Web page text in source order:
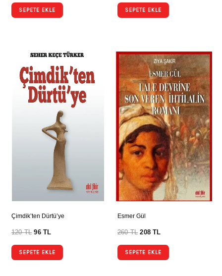
SEPETE EKLE SEPETE EKLE
Çimdik’ten Dürtü’ye
120TL 96TL
SEPETE EKLE
Esmer Gül
260TL 208TL
SEPETE EKLE